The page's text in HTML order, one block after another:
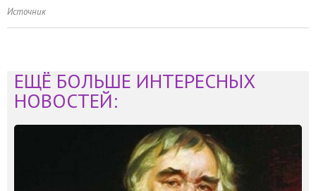
Источник
ЕЩЁ БОЛЬШЕ ИНТЕРЕСНЫХ
НОВОСТЕЙ: